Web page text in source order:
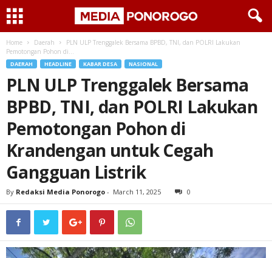
Home Daerah
PLN ULP Trenggalek Bersama BPBD, TNI, dan POLRI Lakukan
Pemotongan Pohon di...
DAERAH HEADLINE KABAR DESA NASIONAL
PLN ULP Trenggalek Bersama
BPBD, TNI, dan POLRI Lakukan
Pemotongan Pohon di
Krandengan untuk Cegah
Gangguan Listrik
By Redaksi Media Ponorogo - March 11, 2025 0